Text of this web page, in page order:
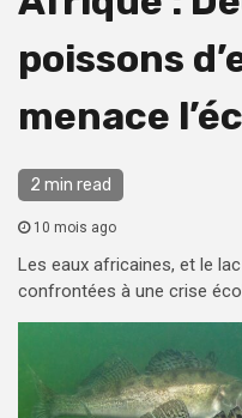
poissons
menace
2 min read
10 mois ago
Les eaux africaines, et le
confrontées à une crise